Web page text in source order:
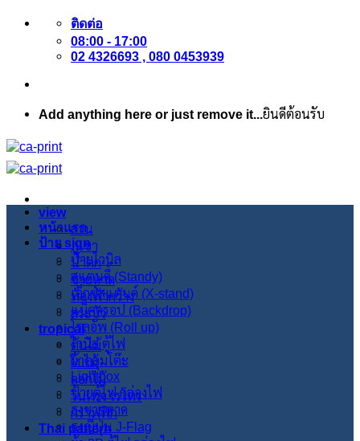
ข้าม
ติดต่อ
08:00 - 17:00
02 4326693 , 080 0453939
Add anything here or just remove it...ยินดีต้อนรับ
หน้าแรก
ป้าย sign
ป้ายไวนิล
สแตนดี้ (Standy)
เอ็กซ์สแตนด์ (X-stand)
แบ็คดรอป (Backdrop)
โรลอัพ (Roll up)
ไวนิล ตู้ไฟ
ผ้าคลุมโต๊ะ
Lightbox
ป้ายตู้ไฟ กล่องไฟ
ธงชายหาด
ธงญี่ปุ่น J-Flag
view
สวน
ภูเขา
น้ำตก
ชายหาด
ท้องฟ้ากว้าง
สระบัว
tropical
ต้นไม้
ใบไม้
ดอกไม้
วินเทจ เรโทร
กราฟฟิก
Thai pattern